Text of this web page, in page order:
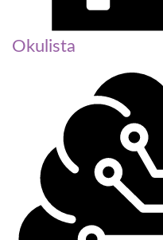
Okulista